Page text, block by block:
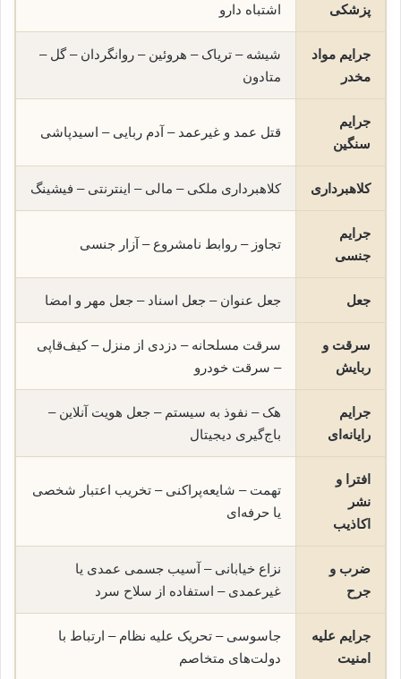
پزشکی
اشتباه دارو
جرایم مواد
مخدر
شیشه – تریاک – هروئین – روانگردان – گل –
متادون
جرایم
سنگین
قتل عمد و غیرعمد – آدم ربایی – اسیدپاشی
کلاهبرداری کلاهبرداری ملکی – مالی – اینترنتی – فیشینگ
جرایم
جنسی
تجاوز – روابط نامشروع – آزار جنسی
جعل جعل عنوان – جعل اسناد – جعل مهر و امضا
سرقت و
ربایش
سرقت مسلحانه – دزدی از منزل – کیف‌قاپی
– سرقت خودرو
جرایم
رایانه‌ای
هک – نفوذ به سیستم – جعل هویت آنلاین –
باج‌گیری دیجیتال
افترا و
نشر
اکاذیب
تهمت – شایعه‌پراکنی – تخریب اعتبار شخصی
یا حرفه‌ای
ضرب و
جرح
نزاع خیابانی – آسیب جسمی عمدی یا
غیرعمدی – استفاده از سلاح سرد
جرایم علیه
امنیت
جاسوسی – تحریک علیه نظام – ارتباط با
دولت‌های متخاصم